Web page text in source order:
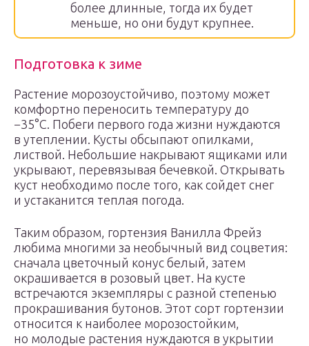
более длинные, тогда их будет
меньше, но они будут крупнее.
Подготовка к зиме
Растение морозоустойчиво, поэтому может
комфортно переносить температуру до
−35°С. Побеги первого года жизни нуждаются
в утеплении. Кусты обсыпают опилками,
листвой. Небольшие накрывают ящиками или
укрывают, перевязывая бечевкой. Открывать
куст необходимо после того, как сойдет снег
и устаканится теплая погода.
Таким образом, гортензия Ванилла Фрейз
любима многими за необычный вид соцветия:
сначала цветочный конус белый, затем
окрашивается в розовый цвет. На кусте
встречаются экземпляры с разной степенью
прокрашивания бутонов. Этот сорт гортензии
относится к наиболее морозостойким,
но молодые растения нуждаются в укрытии